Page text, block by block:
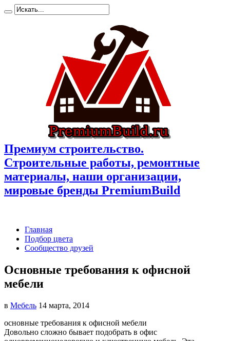
Премиум cтроительство.
Cтроительные работы, ремонтные
материалы, наши организации,
мировые бренды PremiumBuild
Главная
Подбор цвета
Сообщество друзей
Основные требования к офисной
мебели
в Мебель 14 марта, 2014
основные требования к офисной мебели
Довольно сложно бывает подобрать в офис